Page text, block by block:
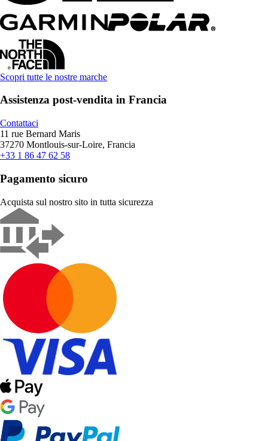
Scopri tutte le nostre marche
Assistenza post-vendita in Francia
Contattaci
11 rue Bernard Maris
37270 Montlouis-sur-Loire, Francia
+33 1 86 47 62 58
Pagamento sicuro
Acquista sul nostro sito in tutta sicurezza